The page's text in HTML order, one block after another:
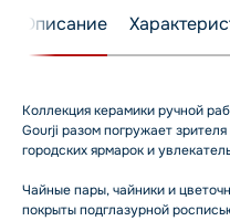
Описание
Коллекция керамики ручной
Gourji разом погружает
городских ярмарок и
Чайные пары, чайники и
покрыты подглазурной